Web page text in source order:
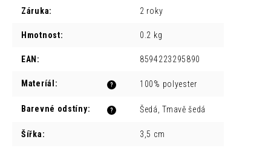
Záruka: 2 roky
Hmotnost: 0.2 kg
EAN : 8594223295890
?
Materíál : 100% polyester
?
Barevné odstíny: Šedá, Tmavě šedá
Šířka: 3,5 cm